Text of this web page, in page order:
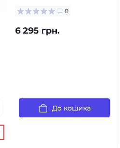
0
6 295 грн.
До кошика